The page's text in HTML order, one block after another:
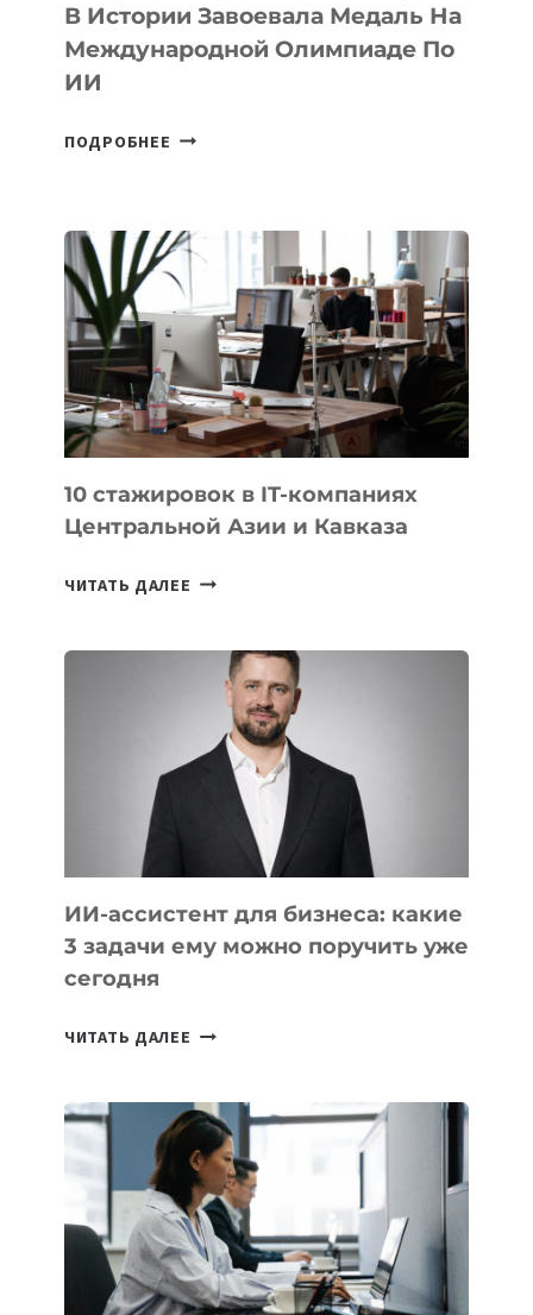
В Истории Завоевала Медаль На
Международной Олимпиаде По
ИИ
ПОДРОБНЕЕ СБОРНАЯ
ИСТОРИИ
ЗАВОЕВАЛА
МЕДАЛЬ
НА
МЕЖДУНАРОДНОЙ
ОЛИМПИАДЕ
ПО
ИИ
10 стажировок в IT-компаниях
Центральной Азии и Кавказа
ЧИТАТЬ ДАЛЕЕ 10
КОМПАНИЯХ
ЦЕНТРАЛЬНОЙ
АЗИИ
КАВКАЗА
ИИ-ассистент для бизнеса: какие
3 задачи ему можно поручить уже
сегодня
ЧИТАТЬ ДАЛЕЕ ИИ-
БИЗНЕСА:
КАКИЕ
3
ЗАДАЧИ
ЕМУ
МОЖНО
ПОРУЧИТЬ